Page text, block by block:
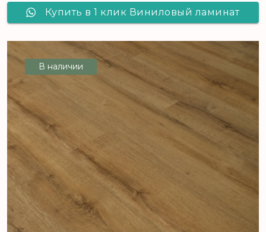
Купить в 1 клик Виниловый ламинат
В наличии